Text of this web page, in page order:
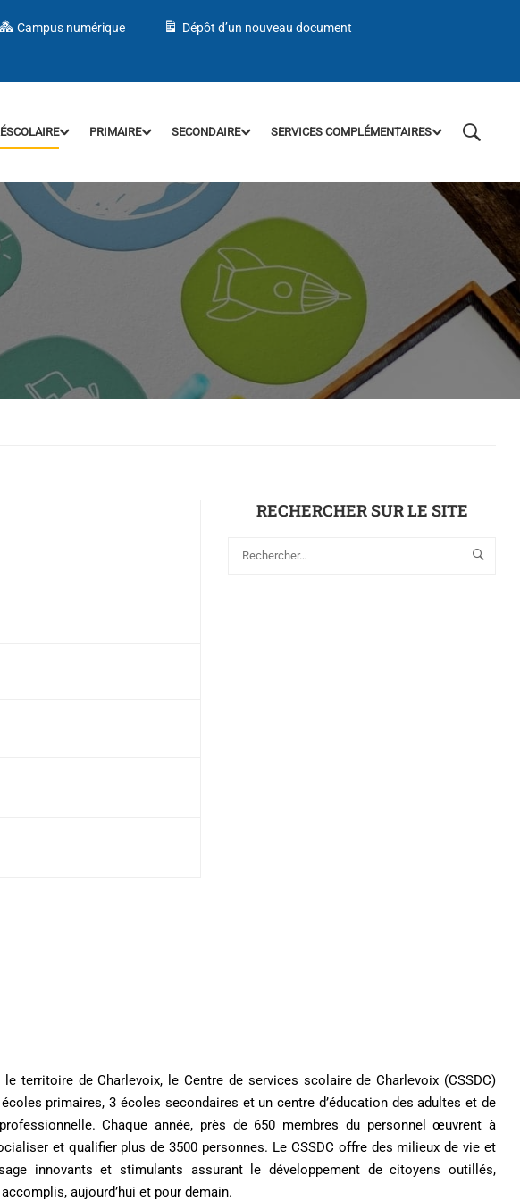
Campus numérique
Dépôt d’un nouveau document
PRIMAIRE SECONDAIRE SERVICES COMPLÉMENTAIRES
RECHERCHER SUR LE SITE
le territoire de Charlevoix, le Centre de services scolaire de Charlevoix (CSSDC)
primaires, 3 écoles secondaires et un centre d’éducation des adultes et de
Chaque année, près de 650 membres du personnel œuvrent à
et qualifier plus de 3500 personnes. Le CSSDC offre des milieux de vie et
innovants et stimulants assurant le développement de citoyens outillés,
aujourd’hui et pour demain.